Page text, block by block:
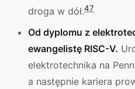
droga w dół.47
Od dyplomu z
ewangelistę RISC-V.
elektrotechnika na
a następnie kariera